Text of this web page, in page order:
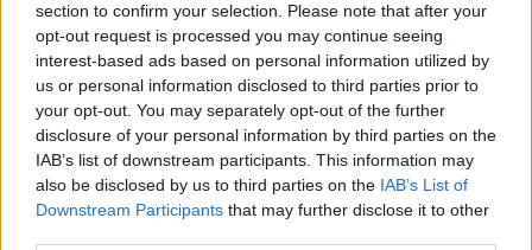
section to confirm your selection. Please note that after your
opt-out request is processed you may continue seeing
interest-based ads based on personal information utilized by
us or personal information disclosed to third parties prior to
your opt-out. You may separately opt-out of the further
disclosure of your personal information by third parties on the
IAB’s list of downstream participants. This information may
also be disclosed by us to third parties on the IAB’s List of
Downstream Participants that may further disclose it to other